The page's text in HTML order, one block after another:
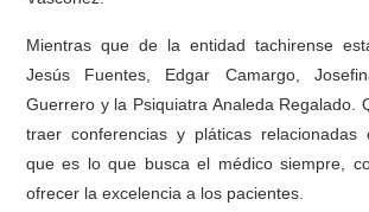
Mientras que de la entidad tachirense
Jesús Fuentes, Edgar Camargo,
Guerrero y la Psiquiatra Analeda Regalado.
traer conferencias y pláticas relacionadas
que es lo que busca el médico siempre,
ofrecer la excelencia a los pacientes.